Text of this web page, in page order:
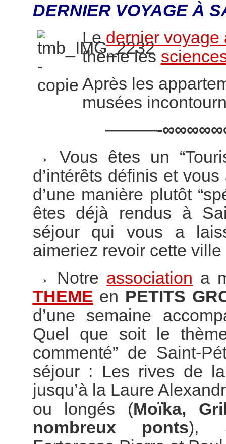
DERNIER VOYAGE À
Ledernier voyage
thème les
Après les
musées
———-
→Vous êtes un
d’intérêts définis et
d’une manière plutôt
êtes déjà rendus à
séjour qui vous a
aimeriez revoir cette
→ Notre association a
THEME en PETITS
d’une semaine
Quel que soit le
commenté” de Saint-
séjour : Les rives de
jusqu’à la Laure
ou longés (Moïka,
nombreux ponts),